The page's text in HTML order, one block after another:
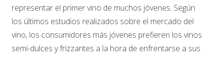
representar el primer vino de muchos jóvenes. Según
los últimos estudios realizados sobre el mercado del
vino, los consumidores más jóvenes prefieren los vinos
semi-dulces y frizzantes a la hora de enfrentarse a sus